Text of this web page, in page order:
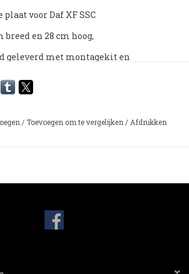
voor Daf XF SSC
breed en 28 cm hoog,
geleverd met montagekit en
/Toevoegen om te vergelijken/Afdrukken